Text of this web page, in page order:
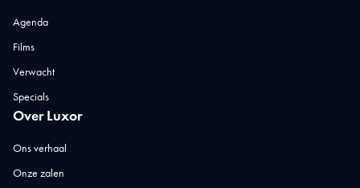
Agenda
Films
Verwacht
Specials
Over Luxor
Ons verhaal
Onze zalen